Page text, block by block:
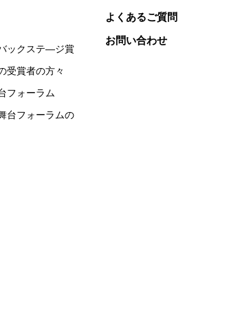
ックステ―ジ賞
受賞者の方々
フォーラム
台フォーラムの
よくあるご質問
お問い合わせ